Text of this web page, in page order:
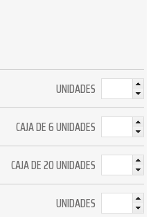
UNIDADES
CAJA DE 6 UNIDADES
CAJA DE 20 UNIDADES
UNIDADES